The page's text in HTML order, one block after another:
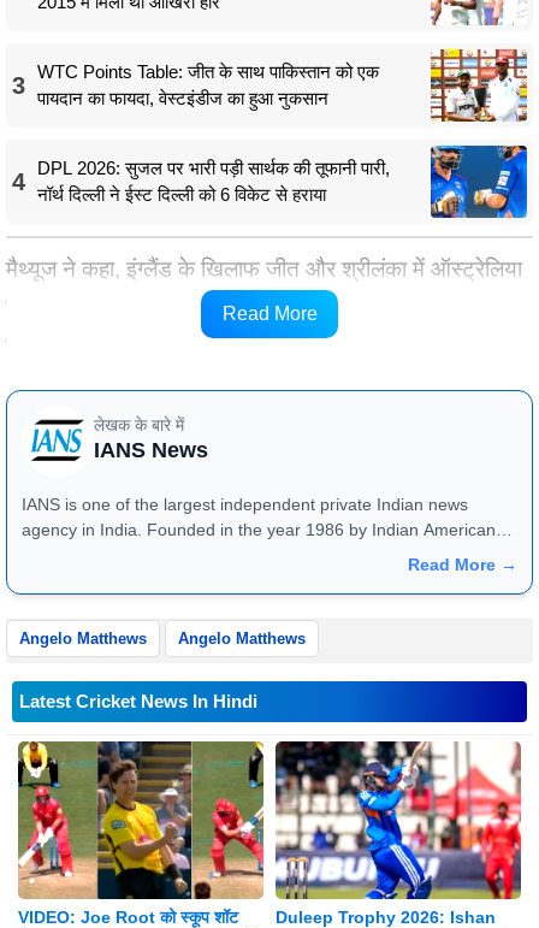
3
WTC Points Table: जीत के साथ पाकिस्तान को एक
पायदान का फायदा, वेस्टइंडीज का हुआ नुकसान
4
DPL 2026: सुजल पर भारी पड़ी सार्थक की तूफानी पारी,
नॉर्थ दिल्ली ने ईस्ट दिल्ली को 6 विकेट से हराया
मैथ्यूज ने कहा, इंग्लैंड के खिलाफ जीत और श्रीलंका में ऑस्ट्रेलिया
को 3-0 से हराना, यह पूरी टीम के लिए एक बहुत बड़ी उपलब्धि और
सम्मान था। यह मेरे करियर के लिए बेहद अहम क्षण थे।
Read More
लेखक के बारे में
IANS News
IANS is one of the largest independent private Indian news
agency in India. Founded in the year 1986 by Indian American
publisher Gopal Raju as the "India Abroad News Service" and
Read More →
Angelo Matthews Angelo Matthews
Latest Cricket News In Hindi
VIDEO: Joe Root को स्कूप शॉट
Duleep Trophy 2026: Ishan